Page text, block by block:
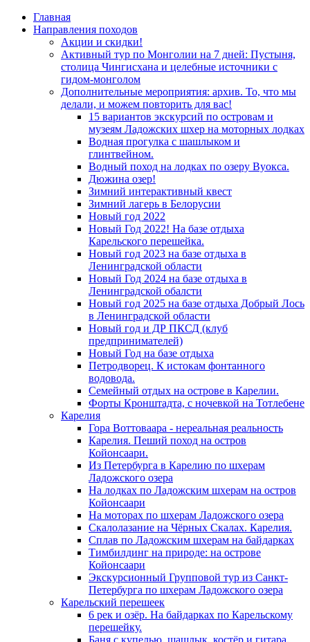
Главная
Направления походов
Акции и скидки!
Активный тур по Монголии на 7 дней: Пустыня,
столица Чингисхана и целебные источники с
гидом-монголом
Дополнительные мероприятия: архив. То, что мы
делали, и можем повторить для вас!
15 вариантов экскурсий по островам и
музеям Ладожских шхер на моторных лодках
Водная прогулка с шашлыком и
глинтвейном.
Водный поход на лодках по озеру Вуокса.
Дюжина озер!
Зимний интерактивный квест
Зимний лагерь в Белорусии
Новый год 2022
Новый Год 2022! На базе отдыха
Карельского перешейка.
Новый год 2023 на базе отдыха в
Ленинградской области
Новый Год 2024 на базе отдыха в
Ленинградской обалсти
Новый год 2025 на базе отдыха Добрый Лось
в Ленинградской области
Новый год и ДР ПКСД (клуб
предпринимателей)
Новый Год на базе отдыха
Петродворец. К истокам фонтанного
водовода.
Семейный отдых на острове в Карелии.
Форты Кронштадта, с ночевкой на Тотлебене
Карелия
Гора Воттоваара - нереальная реальность
Карелия. Пеший поход на остров
Койонсаари.
Из Петербурга в Карелию по шхерам
Ладожского озера
На лодках по Ладожским шхерам на остров
Койонсаари
На моторах по шхерам Ладожского озера
Скалолазание на Чёрных Скалах. Карелия.
Сплав по Ладожским шхерам на байдарках
Тимбилдинг на природе: на острове
Койонсаари
Экскурсионный Групповой тур из Санкт-
Петербурга по шхерам Ладожского озера
Карельский перешеек
6 рек и озёр. На байдарках по Карельскому
перешейку.
Баня с купелью, шашлык, костёр и гитара.